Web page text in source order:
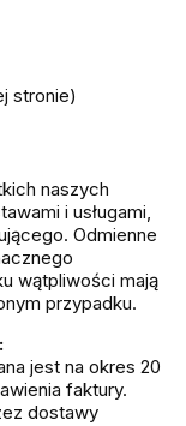
stronie)
naszych
i usługami,
Odmienne
wątpliwości mają
przypadku.
jest na okres 20
faktury.
dostawy